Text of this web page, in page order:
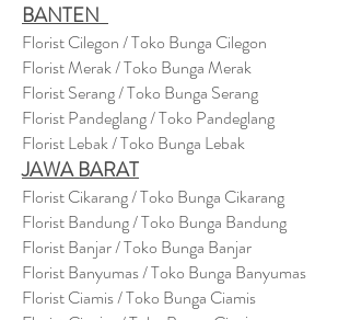
BANTEN
Florist Cilegon / Toko Bunga Cilegon
Florist Merak / Toko Bunga Merak
Florist Serang / Toko Bunga Serang
Florist Pandeglang / Toko Pandeglang
Florist Lebak / Toko Bunga Lebak
JAWA BARAT
Florist Cikarang/ Toko Bunga Cikarang
Florist Bandung / Toko Bunga Bandung
Florist Banjar / Toko Bunga Banjar
Florist Banyumas / Toko Bunga Banyumas
Florist Ciamis / Toko Bunga Ciamis